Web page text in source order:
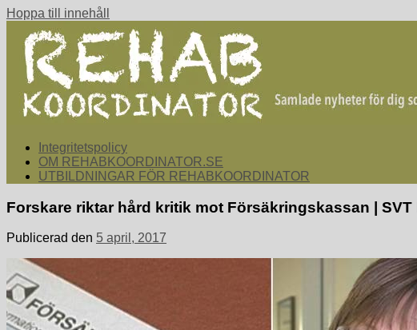
Hoppa till innehåll
rehabkoordinator.se
Samlade nyheter för dig som arbetar med att koordinera och samordna
Integritetspolicy
OM REHABKOORDINATOR.SE
UTBILDNINGAR FÖR REHABKOORDINATOR
Forskare riktar hård kritik mot Försäkringskassan | SVT
Publicerad den 5 april, 2017